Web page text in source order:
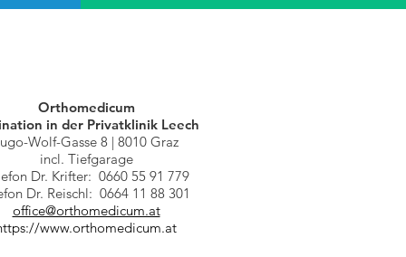
Orthomedicum
in der Privatklinik Leech
Wolf-Gasse 8 | 8010 Graz
incl. Tiefgarage
Dr. Krifter: 0660 55 91 779
Dr. Reischl: 0664 11 88 301
office@orthomedicum.at
www.orthomedicum.at